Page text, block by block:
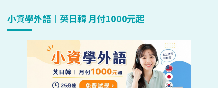
小資學外語｜英日韓 月付1000元起